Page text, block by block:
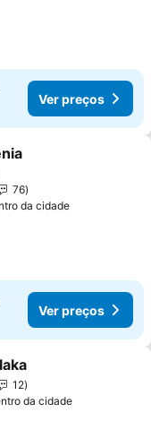
Ver preços
aos favoritos
76
da cidade
Ver preços
aos favoritos
12
da cidade